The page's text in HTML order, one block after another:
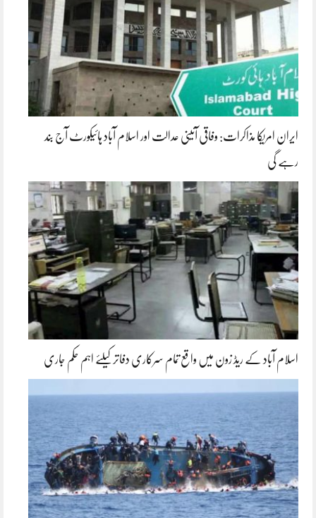
ایران امریکا مذاکرات: وفاقی آئینی عدالت اور اسلام آباد ہائیکورٹ آج بند
رہے گی
اسلام آباد کے ریڈ زون میں واقع تمام سرکاری دفاتر کیلئے اہم حکم جاری